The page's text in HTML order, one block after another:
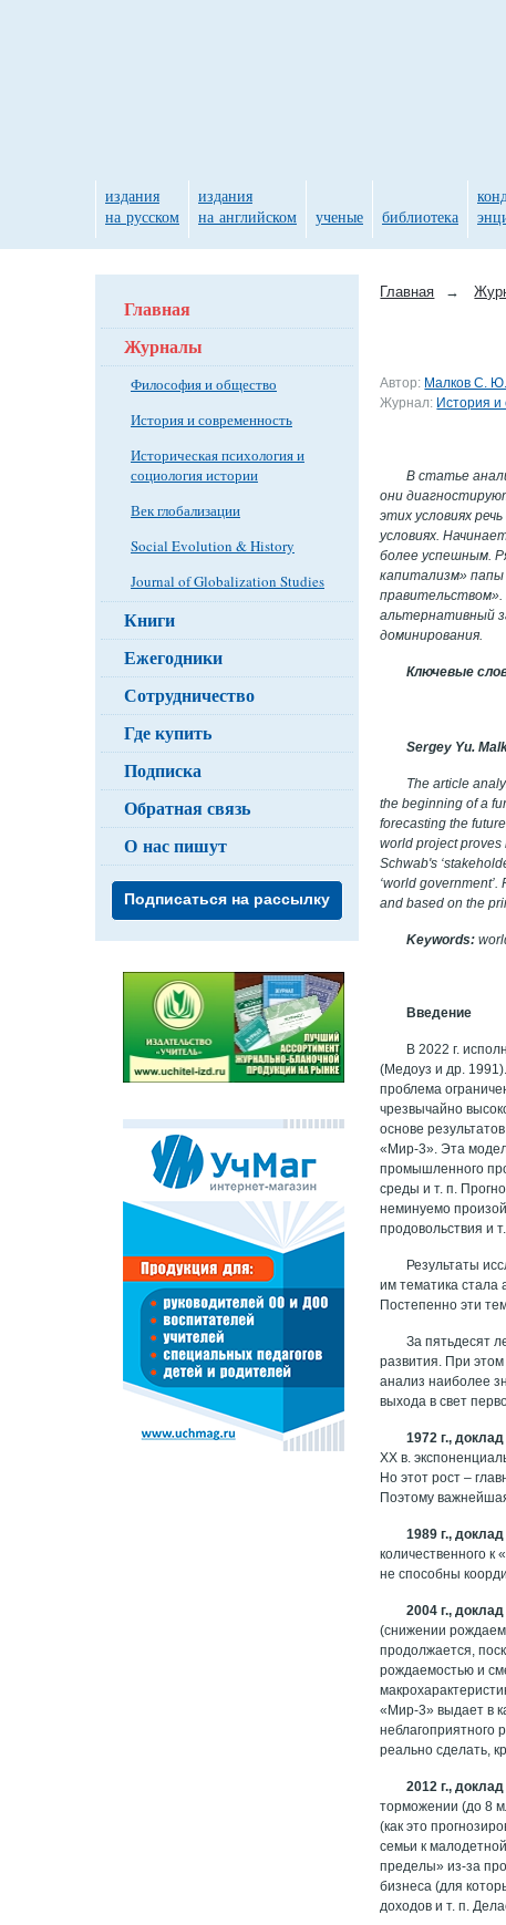
Главная →
Автор: Малков С. Ю.
Журнал: История и
В статье
они
этих условиях
условиях.
более успешным.
капитализм»
правительством».
альтернативный
доминирования.
Ключевые
Sergey Yu.
The article
the beginning of a
forecasting the
world project
Schwab's
‘world
and based on the
Keywords:
Введение
В 2022 г.
(Медоуз и др.
проблема
чрезвычайно
основе
«Мир-3». Эта
промышленного
среды и т. п.
неминуемо
продовольствия и
Результаты
им тематика стала
Постепенно эти
За пятьдесят
развития. При
анализ наиболее
выхода в свет
1972 г.,
ХХ в.
Но этот рост –
Поэтому
1989 г.,
количественного к
не способны
2004 г.,
(снижении
продолжается,
рождаемостью и
«Мир-3» выдает в
неблагоприятного
реально сделать,
2012 г.,
торможении (до 8
(как это
семьи к
пределы» из-за
бизнеса (для
доходов и т. п.
Главная
Журналы
Философия и общество
История и современность
Историческая психология и
социология истории
Век глобализации
Social Evolution & History
Journal of Globalization Studies
Книги
Ежегодники
Сотрудничество
Где купить
Подписка
Обратная связь
О нас пишут
Подписаться на рассылку
издания
на русском
издания
на английском
ученые библиотека